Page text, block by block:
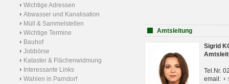
Wichtige Adressen
Abwasser und Kanalisation
Müll & Sammelstellen
Wichtige Termine
Bauhof
Jobbörse
Kataster & Flächenwidmung
Interessante Links
Wahlen in Parndorf
Amtsleitung
Sigrid
Tel.Nr.
email: